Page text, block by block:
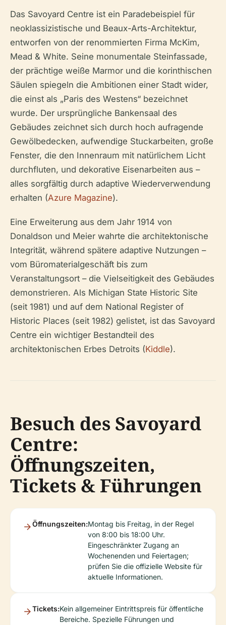
Das Savoyard Centre ist ein Paradebeispiel für
neoklassizistische und Beaux-Arts-Architektur,
entworfen von der renommierten Firma McKim,
Mead & White. Seine monumentale Steinfassade,
der prächtige weiße Marmor und die korinthischen
Säulen spiegeln die Ambitionen einer Stadt wider,
die einst als „Paris des Westens“ bezeichnet
wurde. Der ursprüngliche Bankensaal des
Gebäudes zeichnet sich durch hoch aufragende
Gewölbedecken, aufwendige Stuckarbeiten, große
Fenster, die den Innenraum mit natürlichem Licht
durchfluten, und dekorative Eisenarbeiten aus –
alles sorgfältig durch adaptive Wiederverwendung
erhalten (Azure Magazine).
Eine Erweiterung aus dem Jahr 1914 von
Donaldson und Meier wahrte die architektonische
Integrität, während spätere adaptive Nutzungen –
vom Büromaterialgeschäft bis zum
Veranstaltungsort – die Vielseitigkeit des Gebäudes
demonstrieren. Als Michigan State Historic Site
(seit 1981) und auf dem National Register of
Historic Places (seit 1982) gelistet, ist das Savoyard
Centre ein wichtiger Bestandteil des
architektonischen Erbes Detroits (Kiddle).
Besuch des Savoyard
Centre:
Öffnungszeiten,
Tickets & Führungen
Öffnungszeiten:Montag bis Freitag, in der Regel
von 8:00 bis 18:00 Uhr.
Eingeschränkter Zugang an
Wochenenden und Feiertagen;
prüfen Sie die offizielle Website für
aktuelle Informationen.
Tickets:Kein allgemeiner Eintrittspreis für öffentliche
Bereiche. Spezielle Führungen und